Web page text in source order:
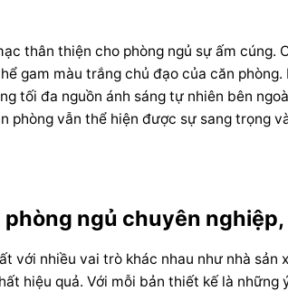
thân thiện cho phòng ngủ sự ấm cúng.
gam màu trắng chủ đạo của căn
tối đa nguồn ánh sáng tự nhiên bên
phòng vẫn thể hiện được sự sang trọng
ngủ chuyên
với nhiều vai trò khác nhau như nhà
hiệu quả. Với mỗi bản thiết kế là những